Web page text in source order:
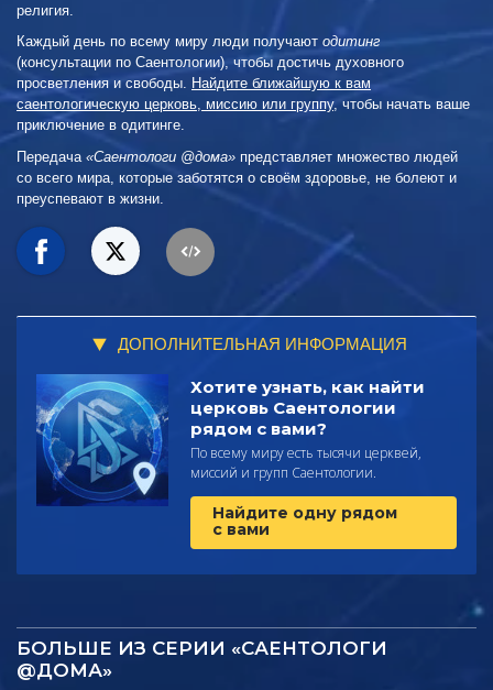
религия.
Каждый день по всему миру люди получают одитинг
(консультации по Саентологии), чтобы достичь духовного
просветления и свободы. Найдите ближайшую к вам
саентологическую церковь, миссию или группу, чтобы начать ваше
приключение в одитинге.
Передача «Саентологи @дома» представляет множество людей
со всего мира, которые заботятся о своём здоровье, не болеют и
преуспевают в жизни.
ДОПОЛНИТЕЛЬНАЯ ИНФОРМАЦИЯ
Хотите узнать, как найти
церковь Саентологии
рядом с вами?
По всему миру есть тысячи церквей,
миссий и групп Саентологии.
Найдите одну рядом
с вами
БОЛЬШЕ ИЗ СЕРИИ «САЕНТОЛОГИ
@ДОМА»